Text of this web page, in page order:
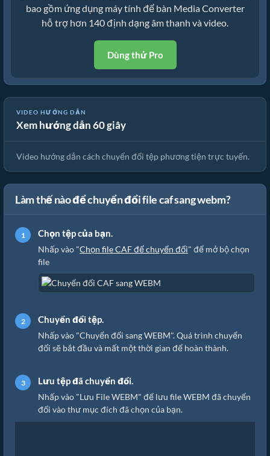
bao gồm ứng dụng máy tính để bàn Media Converter
hỗ trợ hơn 140 định dạng âm thanh và video.
Dùng thử Pro
VIDEO HƯỚNG DẪN
Xem hướng dẫn 60 giây
🎵 Cách Chuyển Đổi Phương Tiện Trực Tuyến Miễn Phí
Video hướng dẫn cách chuyển đổi tệp phương tiện trực tuyến.
Làm thế nào để chuyển đổi file caf sang webm?
Chọn tệp của bạn.
Nhấp vào "Chọn file CAF để chuyển đổi" để mở bộ chọn
file
Chuyển đổi tệp.
Nhấp vào "Chuyển đổi sang WEBM". Quá trình chuyển
đổi sẽ bắt đầu và mất một thời gian để hoàn thành.
Lưu tệp đã chuyển đổi.
Nhấp vào "Lưu File WEBM" để lưu file WEBM đã chuyển
đổi vào thư mục đích đã chọn của bạn.